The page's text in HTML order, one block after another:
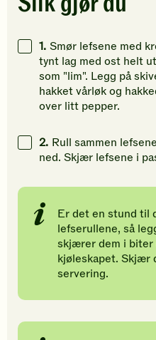
for
gi
din
vurdering.
1. Smør lefsene med
tynt lag med ost helt
som "lim". Legg på
hakket vårløk og
over litt pepper.
2. Rull sammen
ned. Skjær lefsene i
Er det en stund til
lefserullene, så
skjærer dem i biter
kjøleskapet. Skjær
servering.